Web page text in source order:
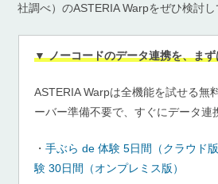
社調べ）のASTERIA Warpをぜひ検討し
▼ ノーコードのデータ連携を、まず
ASTERIA Warpは全機能を試せる無
ーバー準備不要で、すぐにデータ連
・ 手ぶら de 体験 5日間（クラウド版
験 30日間（オンプレミス版）